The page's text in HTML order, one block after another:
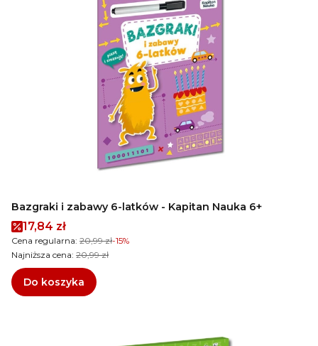
Bazgraki i zabawy 6-latków - Kapitan Nauka 6+
Cena promocyjna
17,84 zł
Cena regularna: 20,99 zł-15%
Najniższa cena: 20,99 zł
Do koszyka